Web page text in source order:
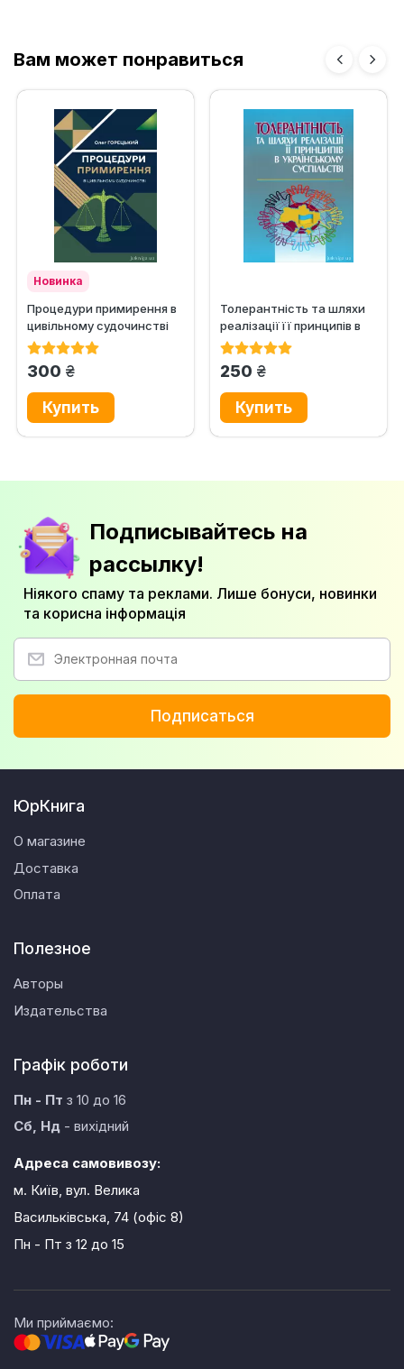
Вам может понравиться
Новинка
Процедури примирення в
цивільному судочинстві
300 грн.
Толерантність та шляхи
реалізації її принципів в
українському суспільстві
250 грн.
Подписывайтесь на
рассылку!
Ніякого спаму та реклами. Лише бонуси, новинки
та корисна інформація
Подписаться
ЮрКнига
О магазине
Доставка
Оплата
Полезное
Авторы
Издательства
Графік роботи
Пн - Пт з 10 до 16
Сб, Нд - вихідний
Адреса самовивозу:
м. Київ, вул. Велика
Васильківська, 74 (офіс 8)
Пн - Пт з 12 до 15
Ми приймаємо: